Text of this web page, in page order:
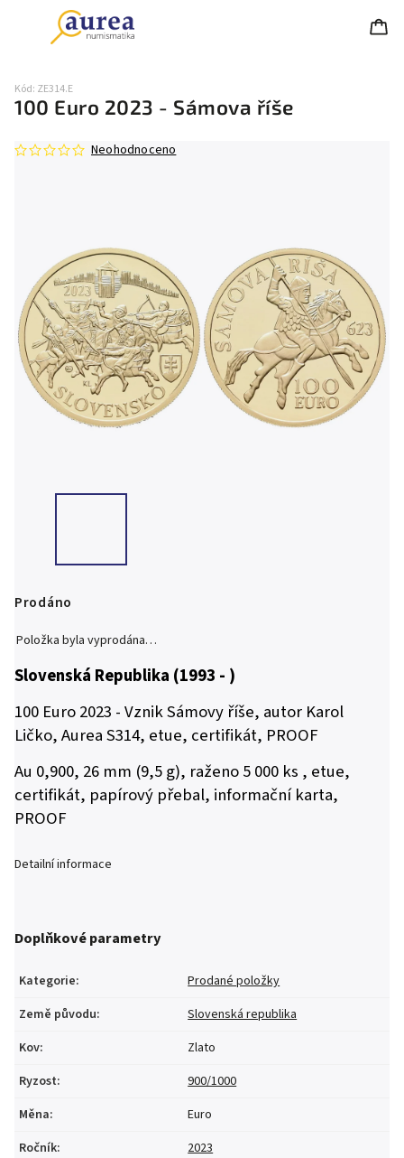
100 Euro 2023 - Sámova říše
Kód: ZE314.E
Neohodnoceno
Prodáno
Položka byla vyprodána…
Slovenská Republika (1993 - )
100 Euro 2023 - Vznik Sámovy říše, autor Karol
Ličko, Aurea S314, etue, certifikát, PROOF
Au 0,900, 26 mm (9,5 g), raženo 5 000 ks , etue,
certifikát, papírový přebal, informační karta,
PROOF
Detailní informace
Doplňkové parametry
Kategorie:
Prodané položky
Země původu:
Slovenská republika
Kov:
Zlato
Ryzost:
900/1000
Měna:
Euro
Ročník:
2023